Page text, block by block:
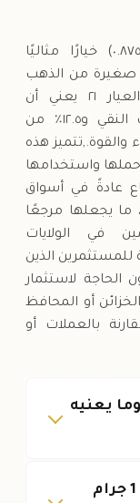
تُعد سبيكة الذهب ١ جرام عيار ٢١ (٠.٨٧٥) خيارًا مثاليًا
صغيرة من الذهب
الخالص مع سهولة التخزين والنقل.,العيار ٢١ يعني أن
السبيكة تحتوي على ٨٧.٥٪ من الذهب النقي و١٢.٥٪ من
والقوة.,تتميز هذه
مما يسهل حملها واستخدامها
عادةً في أسواق
ما يجعلها مرجعًا
في الولايات
١ جرام عيار ٢١ مناسبة للمستثمرين الذين
الحاجة لاستثمار
أو المحافظ
بالعملات أو
وما يعنيه
كيف يُحدَّث سعر سبيكة الذهب 1 جرام